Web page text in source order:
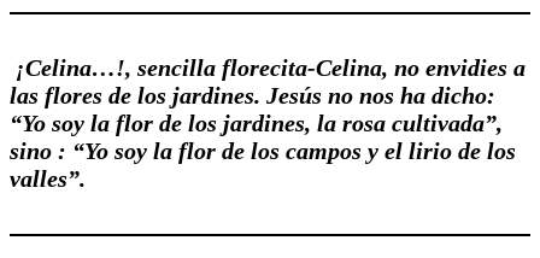
¡Celina…!, sencilla florecita-Celina, no envidies a
las flores de los jardines. Jesús no nos ha dicho:
“Yo soy la flor de los jardines, la rosa cultivada”,
sino : “Yo soy la flor de los campos y el lirio de los
valles”.